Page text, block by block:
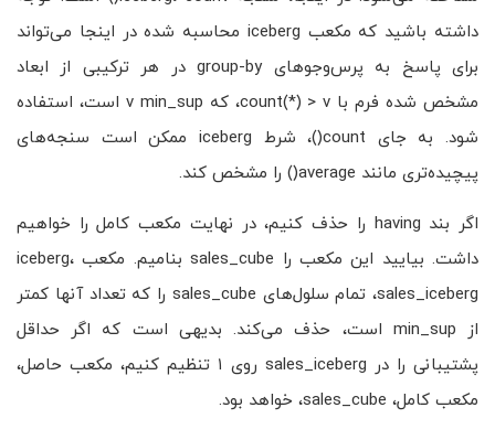
داشته باشید که مکعب iceberg محاسبه شده در اینجا می‌تواند
برای پاسخ به پرس‌وجوهای group-by در هر ترکیبی از ابعاد
مشخص شده فرم با count(*) > v، که v min_sup است، استفاده
شود. به جای count()، شرط iceberg ممکن است سنجه‌های
پیچیده‌تری مانند average() را مشخص کند.
اگر بند having را حذف کنیم، در نهایت مکعب کامل را خواهیم
داشت. بیایید این مکعب را sales_cube بنامیم. مکعب iceberg،
sales_iceberg، تمام سلول‌های sales_cube را که تعداد آنها کمتر
از min_sup است، حذف می‌کند. بدیهی است که اگر حداقل
پشتیبانی را در sales_iceberg روی ۱ تنظیم کنیم، مکعب حاصل،
مکعب کامل، sales_cube، خواهد بود.